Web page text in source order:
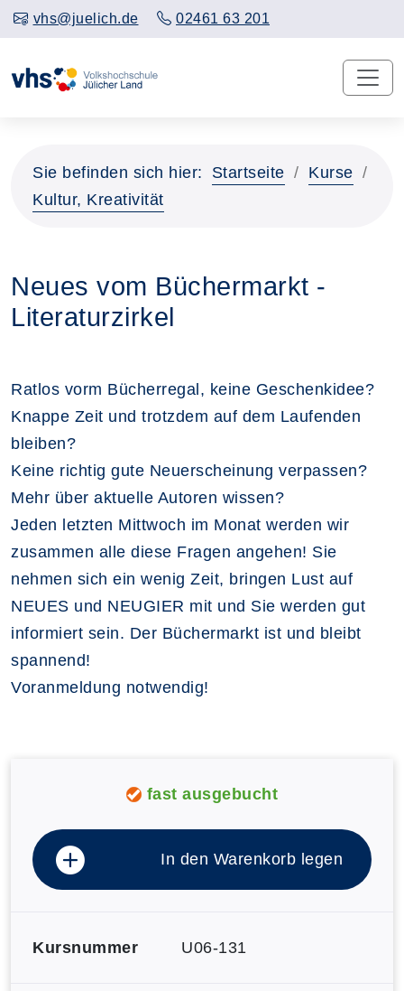
vhs@juelich.de 02461 63 201
Sie befinden sich hier: Startseite
Kurse
Kultur, Kreativität
Neues vom Büchermarkt -
Literaturzirkel
Ratlos vorm Bücherregal, keine Geschenkidee?
Knappe Zeit und trotzdem auf dem Laufenden
bleiben?
Keine richtig gute Neuerscheinung verpassen?
Mehr über aktuelle Autoren wissen?
Jeden letzten Mittwoch im Monat werden wir
zusammen alle diese Fragen angehen! Sie
nehmen sich ein wenig Zeit, bringen Lust auf
NEUES und NEUGIER mit und Sie werden gut
informiert sein. Der Büchermarkt ist und bleibt
spannend!
Voranmeldung notwendig!
fast ausgebucht
In den Warenkorb legen
Kursnummer U06-131